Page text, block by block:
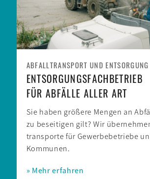
ABFALLTRANSPORT UND ENTSORGUNG
ENTSORGUNGSFACHBETRIEB
FÜR ABFÄLLE ALLER ART
Sie haben größere Mengen an
zu beseitigen gilt? Wir
transporte für Gewerbe­betriebe
Kommunen.
» Mehr erfahren